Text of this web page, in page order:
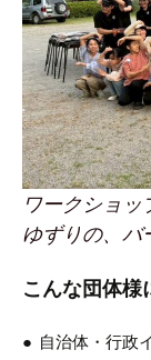
ワークショ
ゆずりの、バ
こんな団体様
自治体・行政